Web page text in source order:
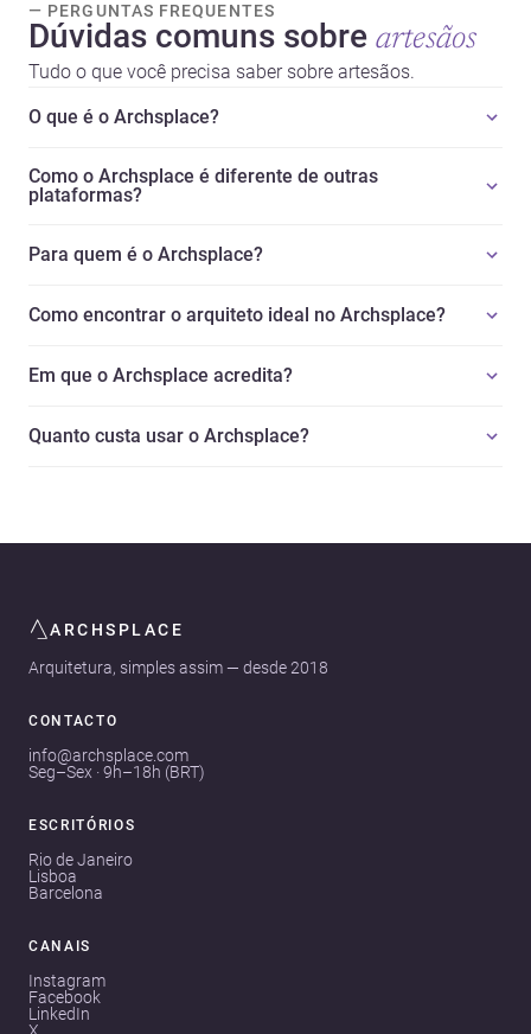
— PERGUNTAS FREQUENTES
Dúvidas comuns sobre artesãos
Tudo o que você precisa saber sobre artesãos.
O que é o Archsplace?
Como o Archsplace é diferente de outras
plataformas?
Para quem é o Archsplace?
Como encontrar o arquiteto ideal no Archsplace?
Em que o Archsplace acredita?
Quanto custa usar o Archsplace?
ARCHSPLACE
Arquitetura, simples assim — desde 2018
CONTACTO
info@archsplace.com
Seg–Sex · 9h–18h (BRT)
ESCRITÓRIOS
Rio de Janeiro
Lisboa
Barcelona
CANAIS
Instagram
Facebook
LinkedIn